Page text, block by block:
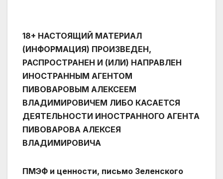
18+ НАСТОЯЩИЙ МАТЕРИАЛ
(ИНФОРМАЦИЯ) ПРОИЗВЕДЕН,
РАСПРОСТРАНЕН И (ИЛИ) НАПРАВЛЕН
ИНОСТРАННЫМ АГЕНТОМ
ПИВОВАРОВЫМ АЛЕКСЕЕМ
ВЛАДИМИРОВИЧЕМ ЛИБО КАСАЕТСЯ
ДЕЯТЕЛЬНОСТИ ИНОСТРАННОГО АГЕНТА
ПИВОВАРОВА АЛЕКСЕЯ
ВЛАДИМИРОВИЧА
ПМЭФ и ценности, письмо Зеленского